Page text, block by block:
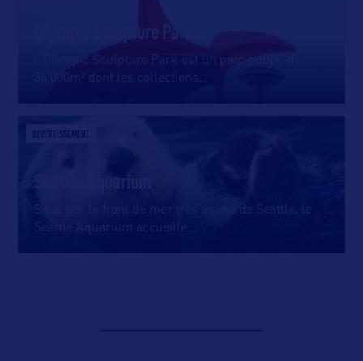
Olympic Sculpture Park
L’Olympic Sculpture Park est un parc public de
36.000m² dont les collections
DIVERTISSEMENT
Seattle Aquarium
Situé sur le front de mer très animé de Seattle, le
Seattle Aquarium accueille